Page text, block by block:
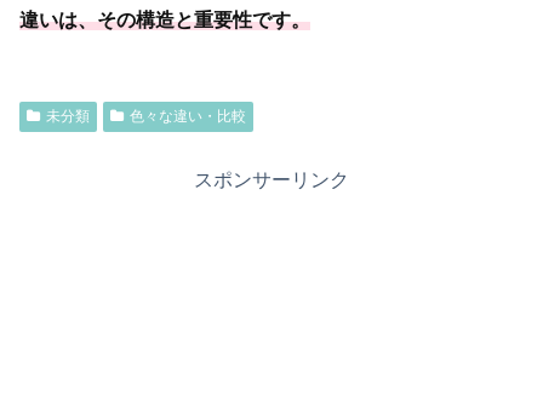
違いは、その構造と重要性です。
未分類 色々な違い・比較
スポンサーリンク